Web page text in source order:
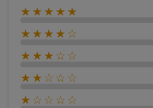
★★★★★
★★★★☆
★★★☆☆
★★☆☆☆
★☆☆☆☆